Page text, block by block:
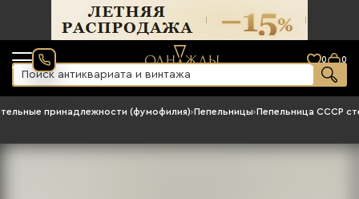
0 0
принадлежности (фумофилия)›Пепельницы›Пепельница СССР